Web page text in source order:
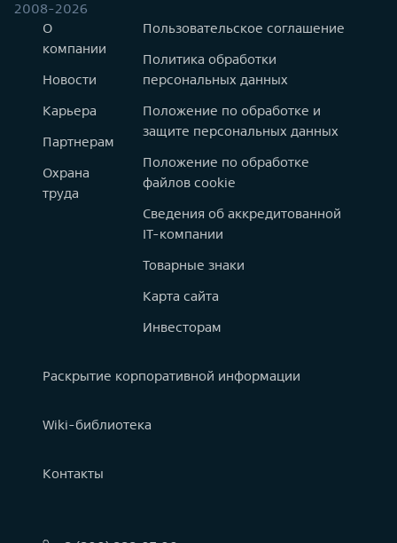
2008-2026
О
компании
Новости
Карьера
Партнерам
Охрана
труда
Пользовательское соглашение
Политика обработки
персональных данных
Положение по обработке и
защите персональных данных
Положение по обработке
файлов cookie
Сведения об аккредитованной
IT-компании
Товарные знаки
Карта сайта
Инвесторам
Раскрытие корпоративной информации
Wiki-библиотека
Контакты